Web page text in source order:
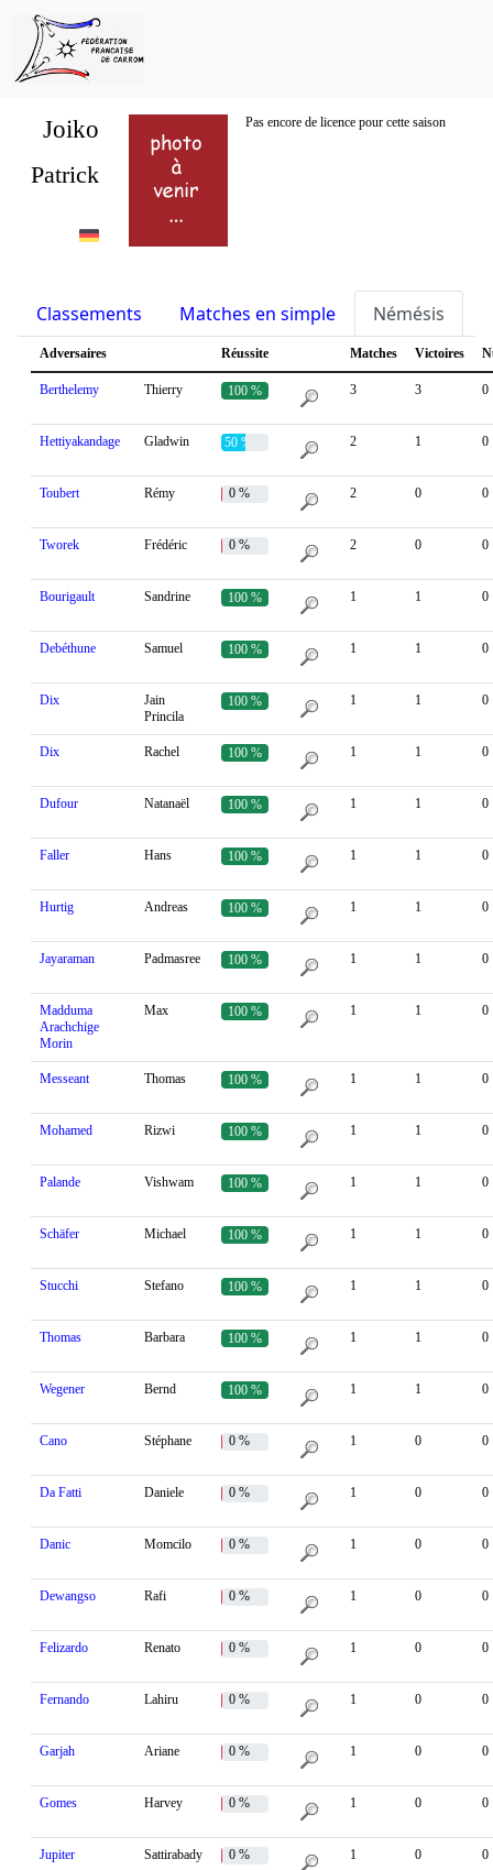
Joiko Pas encore de licence pour cette saison
Patrick
Classements Matches en simple Némésis
Adversaires Réussite Matches Victoires
Berthelemy Thierry 100 % 3 3 0
Hettiyakandage Gladwin 50 % 2 1 0
Toubert Rémy 0 % 2 0 0
Tworek Frédéric 0 % 2 0 0
Bourigault Sandrine 100 % 1 1 0
Debéthune Samuel 100 % 1 1 0
Dix
Jain
Princila
100 % 1 1 0
Dix Rachel 100 % 1 1 0
Dufour Natanaël 100 % 1 1 0
Faller Hans 100 % 1 1 0
Hurtig Andreas 100 % 1 1 0
Jayaraman Padmasree 100 % 1 1 0
Madduma
Arachchige
Morin
Max 100 % 1 1 0
Messeant Thomas 100 % 1 1 0
Mohamed Rizwi 100 % 1 1 0
Palande Vishwam 100 % 1 1 0
Schäfer Michael 100 % 1 1 0
Stucchi Stefano 100 % 1 1 0
Thomas Barbara 100 % 1 1 0
Wegener Bernd 100 % 1 1 0
Cano Stéphane 0 % 1 0 0
Da Fatti Daniele 0 % 1 0 0
Danic Momcilo 0 % 1 0 0
Dewangso Rafi 0 % 1 0 0
Felizardo Renato 0 % 1 0 0
Fernando Lahiru 0 % 1 0 0
Garjah Ariane 0 % 1 0 0
Gomes Harvey 0 % 1 0 0
Jupiter Sattirabady 0 % 1 0 0